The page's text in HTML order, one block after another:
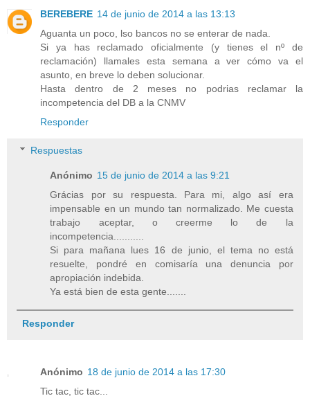
BEREBERE 14 de junio de 2014 a las 13:13
Aguanta un poco, lso bancos no se enterar de nada.
Si ya has reclamado oficialmente (y tienes el nº de
reclamación) llamales esta semana a ver cómo va el
asunto, en breve lo deben solucionar.
Hasta dentro de 2 meses no podrias reclamar la
incompetencia del DB a la CNMV
Responder
Respuestas
Anónimo 15 de junio de 2014 a las 9:21
Grácias por su respuesta. Para mi, algo así era
impensable en un mundo tan normalizado. Me cuesta
trabajo aceptar, o creerme lo de la
incompetencia...........
Si para mañana lues 16 de junio, el tema no está
resuelte, pondré en comisaría una denuncia por
apropiación indebida.
Ya está bien de esta gente.......
Responder
Anónimo 18 de junio de 2014 a las 17:30
Tic tac, tic tac...